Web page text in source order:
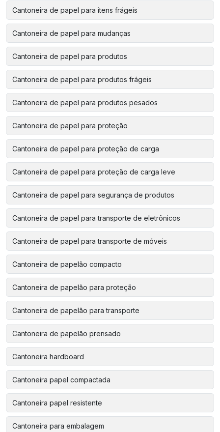
Cantoneira de papel para itens frágeis
Cantoneira de papel para mudanças
Cantoneira de papel para produtos
Cantoneira de papel para produtos frágeis
Cantoneira de papel para produtos pesados
Cantoneira de papel para proteção
Cantoneira de papel para proteção de carga
Cantoneira de papel para proteção de carga leve
Cantoneira de papel para segurança de produtos
Cantoneira de papel para transporte de eletrônicos
Cantoneira de papel para transporte de móveis
Cantoneira de papelão compacto
Cantoneira de papelão para proteção
Cantoneira de papelão para transporte
Cantoneira de papelão prensado
Cantoneira hardboard
Cantoneira papel compactada
Cantoneira papel resistente
Cantoneira para embalagem